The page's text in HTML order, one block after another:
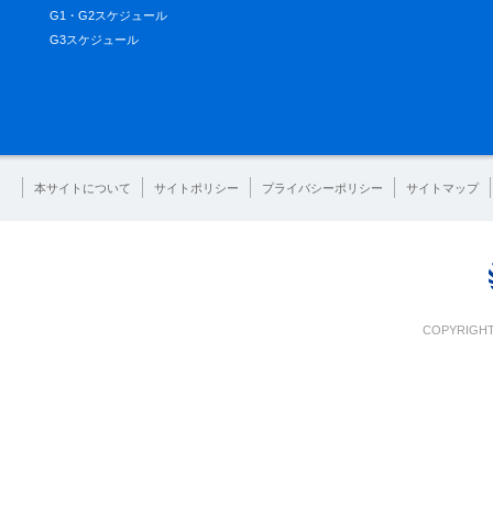
G1・G2スケジュール
G3スケジュール
本サイトについて サイトポリシー プライバシーポリシー サイトマップ